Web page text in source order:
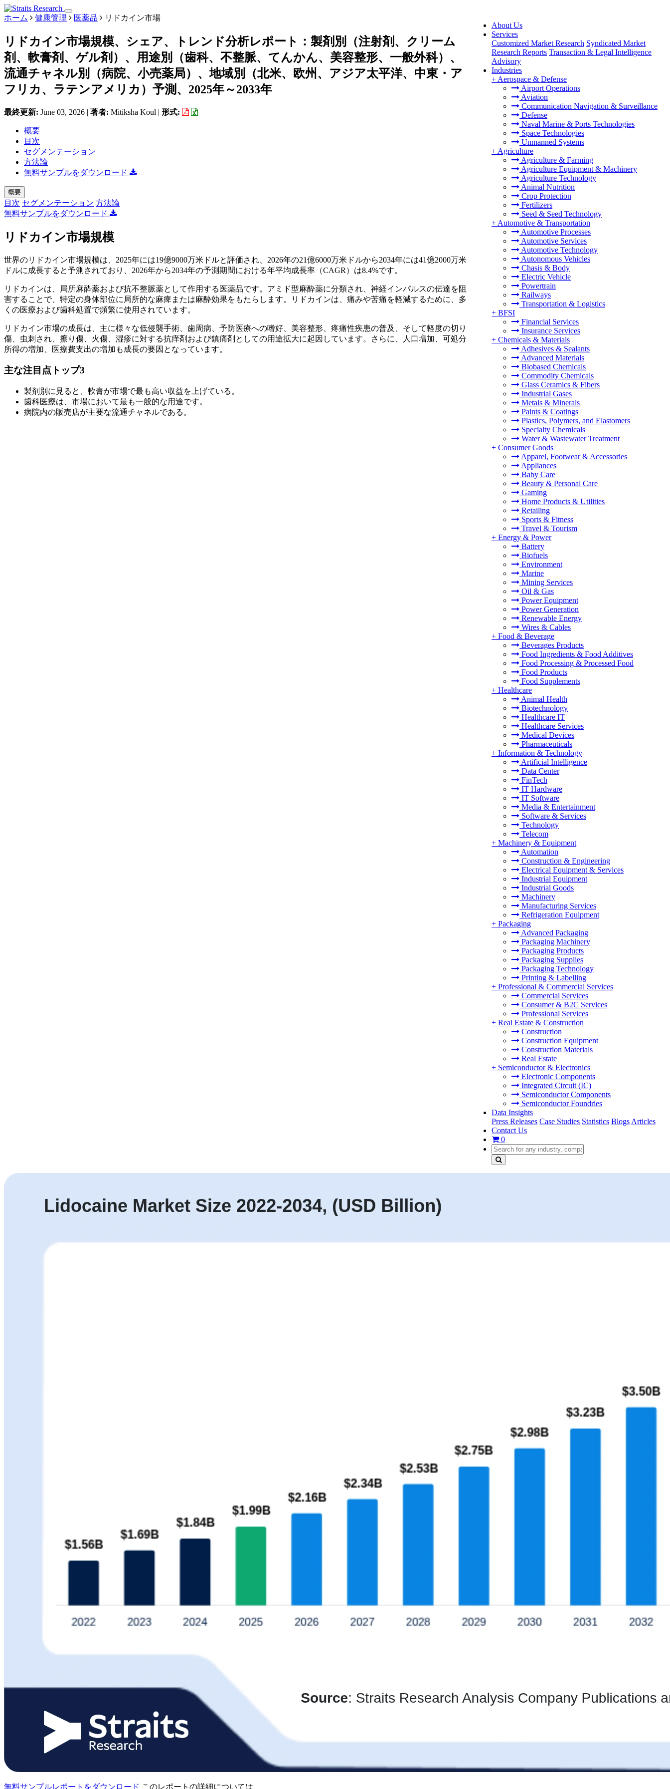
About Us
Services
Customized Market Research Syndicated Market
Research Reports Transaction & Legal Intelligence
Advisory
Industries
+ Aerospace & Defense
Airport Operations
Aviation
Communication Navigation & Surveillance
Defense
Naval Marine & Ports Technologies
Space Technologies
Unmanned Systems
+ Agriculture
Agriculture & Farming
Agriculture Equipment & Machinery
Agriculture Technology
Animal Nutrition
Crop Protection
Fertilizers
Seed & Seed Technology
+ Automotive & Transportation
Automotive Processes
Automotive Services
Automotive Technology
Autonomous Vehicles
Chasis & Body
Electric Vehicle
Powertrain
Railways
Transportation & Logistics
+ BFSI
Financial Services
Insurance Services
+ Chemicals & Materials
Adhesives & Sealants
Advanced Materials
Biobased Chemicals
Commodity Chemicals
Glass Ceramics & Fibers
Industrial Gases
Metals & Minerals
Paints & Coatings
Plastics, Polymers, and Elastomers
Specialty Chemicals
Water & Wastewater Treatment
+ Consumer Goods
Apparel, Footwear & Accessories
Appliances
Baby Care
Beauty & Personal Care
Gaming
Home Products & Utilities
Retailing
Sports & Fitness
Travel & Tourism
+ Energy & Power
Battery
Biofuels
Environment
Marine
Mining Services
Oil & Gas
Power Equipment
Power Generation
Renewable Energy
Wires & Cables
+ Food & Beverage
Beverages Products
Food Ingredients & Food Additives
Food Processing & Processed Food
Food Products
Food Supplements
+ Healthcare
Animal Health
Biotechnology
Healthcare IT
Healthcare Services
Medical Devices
Pharmaceuticals
+ Information & Technology
Artificial Intelligence
Data Center
FinTech
IT Hardware
IT Software
Media & Entertainment
Software & Services
Technology
Telecom
+ Machinery & Equipment
Automation
Construction & Engineering
Electrical Equipment & Services
Industrial Equipment
Industrial Goods
Machinery
Manufacturing Services
Refrigeration Equipment
+ Packaging
Advanced Packaging
Packaging Machinery
Packaging Products
Packaging Supplies
Packaging Technology
Printing & Labelling
+ Professional & Commercial Services
Commercial Services
Consumer & B2C Services
Professional Services
+ Real Estate & Construction
Construction
Construction Equipment
Construction Materials
Real Estate
+ Semiconductor & Electronics
Electronic Components
Integrated Circuit (IC)
Semiconductor Components
Semiconductor Foundries
Data Insights
Press Releases Case Studies Statistics Blogs Articles
Contact Us
0
ホーム 健康管理 医薬品 リドカイン市場
リドカイン市場規模、シェア、トレンド分析レポート：製剤別（注射剤、クリーム
剤、軟膏剤、ゲル剤）、用途別（歯科、不整脈、てんかん、美容整形、一般外科）、
流通チャネル別（病院、小売薬局）、地域別（北米、欧州、アジア太平洋、中東・ア
フリカ、ラテンアメリカ）予測、2025年～2033年
最終更新: June 03, 2026 | 著者: Mitiksha Koul | 形式:
概要
目次
セグメンテーション
方法論
無料サンプルをダウンロード
概要
目次 セグメンテーション 方法論
無料サンプルをダウンロード
リドカイン市場規模
世界のリドカイン市場規模は、2025年には19億9000万米ドルと評価され、2026年の21億6000万米ドルから2034年には41億2000万米
ドルに成長すると予測されており、2026年から2034年の予測期間における年平均成長率（CAGR）は8.4%です。
リドカインは、局所麻酔薬および抗不整脈薬として作用する医薬品です。アミド型麻酔薬に分類され、神経インパルスの伝達を阻
害することで、特定の身体部位に局所的な麻痺または麻酔効果をもたらします。リドカインは、痛みや苦痛を軽減するために、多
くの医療および歯科処置で頻繁に使用されています。
リドカイン市場の成長は、主に様々な低侵襲手術、歯周病、予防医療への嗜好、美容整形、疼痛性疾患の普及、そして軽度の切り
傷、虫刺され、擦り傷、火傷、湿疹に対する抗痒剤および鎮痛剤としての用途拡大に起因しています。さらに、人口増加、可処分
所得の増加、医療費支出の増加も成長の要因となっています。
主な注目点トップ3
製剤別に見ると、軟膏が市場で最も高い収益を上げている。
歯科医療は、市場において最も一般的な用途です。
病院内の販売店が主要な流通チャネルである。
無料サンプルレポートをダウンロード このレポートの詳細については、